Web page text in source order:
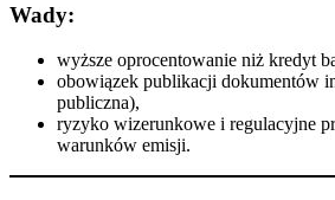
Wady:
wyższe oprocentowanie niż kredyt
obowiązek publikacji dokumentów
publiczna),
ryzyko wizerunkowe i regulacyjne
warunków emisji.